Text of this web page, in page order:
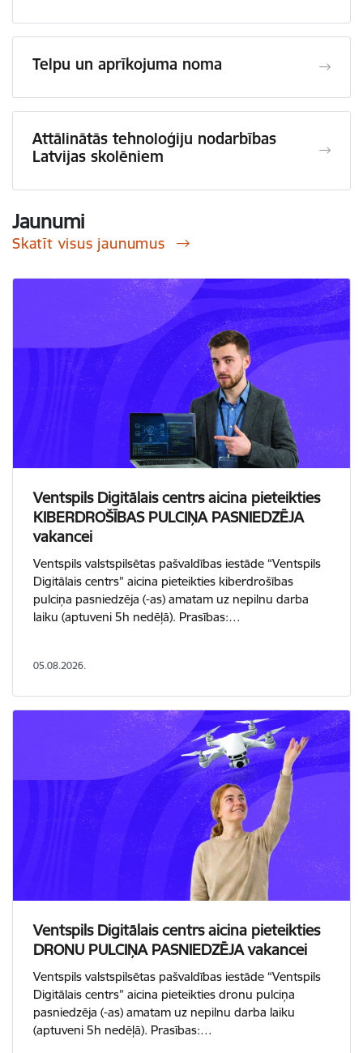
Telpu un aprīkojuma noma
Attālinātās tehnoloģiju nodarbības
Latvijas skolēniem
Jaunumi
Skatīt visus jaunumus
Ventspils Digitālais centrs aicina pieteikties
KIBERDROŠĪBAS PULCIŅA PASNIEDZĒJA
vakancei
Ventspils valstspilsētas pašvaldības iestāde “Ventspils
Digitālais centrs” aicina pieteikties kiberdrošības
pulciņa pasniedzēja (-as) amatam uz nepilnu darba
laiku (aptuveni 5h nedēļā). Prasības:…
05.08.2026.
Ventspils Digitālais centrs aicina pieteikties
DRONU PULCIŅA PASNIEDZĒJA vakancei
Ventspils valstspilsētas pašvaldības iestāde “Ventspils
Digitālais centrs” aicina pieteikties dronu pulciņa
pasniedzēja (-as) amatam uz nepilnu darba laiku
(aptuveni 5h nedēļā). Prasības:…